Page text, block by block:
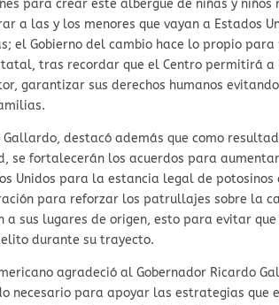
para crear este albergue de niñas y
a las y los menores que vayan a Estados
el Gobierno del cambio hace lo propio
tras recordar que el Centro permitirá
garantizar sus derechos humanos
Gallardo, destacó además que como
se fortalecerán los acuerdos para
Unidos para la estancia legal de potosinos
para reforzar los patrullajes sobre la
a sus lugares de origen, esto para evitar
durante su trayecto.
agradeció al Gobernador Ricardo
necesario para apoyar las estrategias que